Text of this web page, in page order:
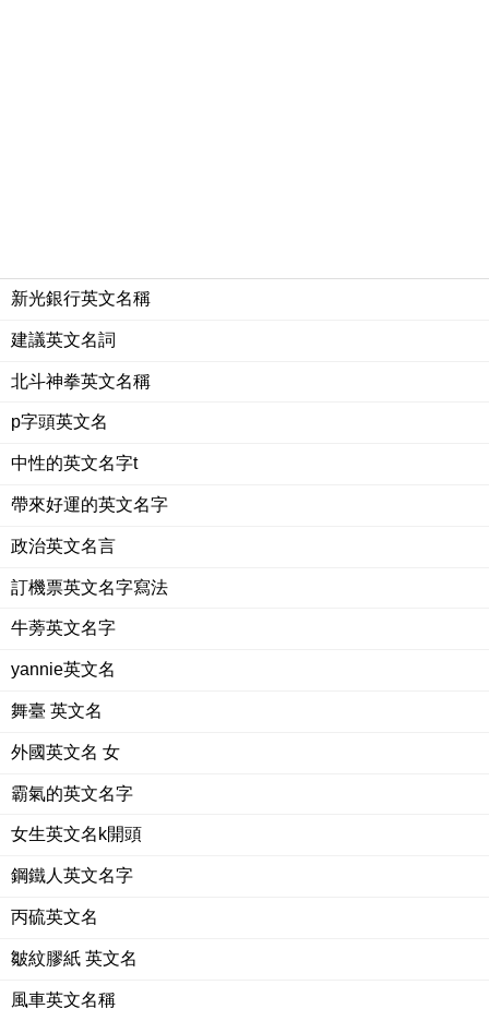
新光銀行英文名稱
建議英文名詞
北斗神拳英文名稱
p字頭英文名
中性的英文名字t
帶來好運的英文名字
政治英文名言
訂機票英文名字寫法
牛蒡英文名字
yannie英文名
舞臺 英文名
外國英文名 女
霸氣的英文名字
女生英文名k開頭
鋼鐵人英文名字
丙硫英文名
皺紋膠紙 英文名
風車英文名稱